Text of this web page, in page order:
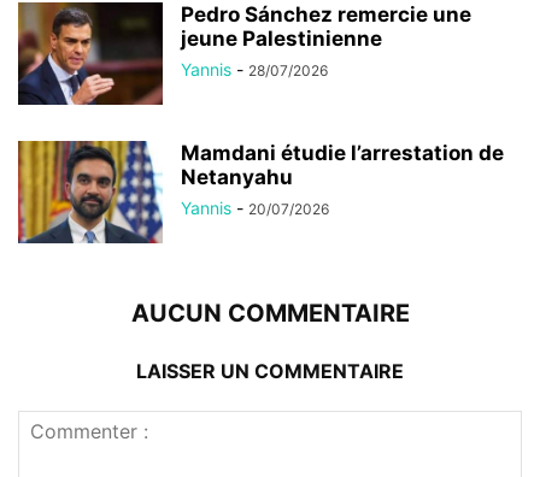
Pedro Sánchez remercie une
jeune Palestinienne
Yannis - 28/07/2026
Mamdani étudie l’arrestation de
Netanyahu
Yannis - 20/07/2026
AUCUN COMMENTAIRE
LAISSER UN COMMENTAIRE